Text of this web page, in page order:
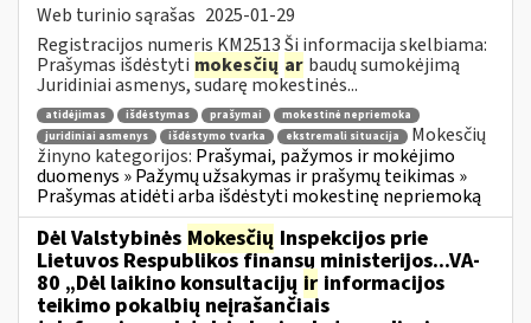
Web turinio sąrašas 2025-01-29
Registracijos numeris KM2513 Ši informacija skelbiama:
Prašymas išdėstyti mokesčių ar baudų sumokėjimą
Juridiniai asmenys, sudarę mokestinės...
atidėjimas išdėstymas prašymai
mokestinė nepriemoka
juridiniai asmenys
išdėstymo tvarka ekstremali situacija
Mokesčių
žinyno kategorijos: Prašymai, pažymos ir mokėjimo
duomenys » Pažymų užsakymas ir prašymų teikimas »
Prašymas atidėti arba išdėstyti mokestinę nepriemoką
Dėl Valstybinės Mokesčių Inspekcijos prie
Lietuvos Respublikos finansų ministerijos...VA-
80 „Dėl laikino konsultacijų ir informacijos
teikimo pokalbių neįrašančiais